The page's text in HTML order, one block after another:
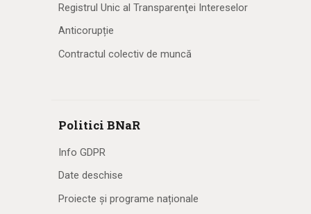
Registrul Unic al Transparenţei Intereselor
Anticorupție
Contractul colectiv de muncă
Politici BNaR
Info GDPR
Date deschise
Proiecte și programe naționale